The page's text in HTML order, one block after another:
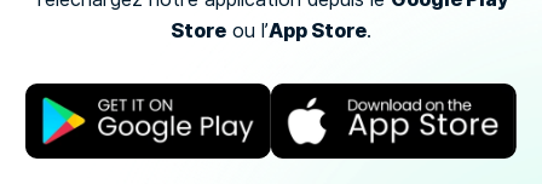
Store ou l’App Store.